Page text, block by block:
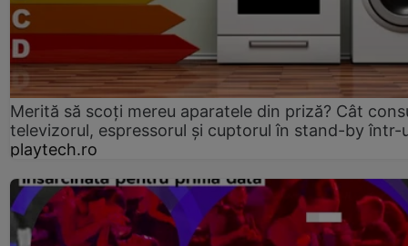
Merită să scoți mereu aparatele din priză? Cât
televizorul, espressorul și cuptorul în stand-by într-
playtech.ro